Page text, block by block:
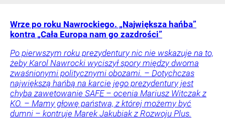
Wrze po roku Nawrockiego. „Największa hańba”
kontra „Cała Europa nam go zazdrości”
Po pierwszym roku prezydentury nic nie wskazuje na to,
żeby Karol Nawrocki wyciszył spory między dwoma
zwaśnionymi politycznymi obozami. – Dotychczas
największą hańbą na karcie jego prezydentury jest
chyba zawetowanie SAFE – ocenia Mariusz Witczak z
KO. – Mamy głowę państwa, z której możemy być
dumni – kontruje Marek Jakubiak z Rozwoju Plus.